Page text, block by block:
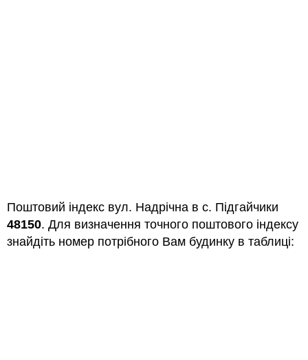
Поштовий індекс вул. Надрічна в с. Підгайчики
48150. Для визначення точного поштового індексу
знайдіть номер потрібного Вам будинку в таблиці: